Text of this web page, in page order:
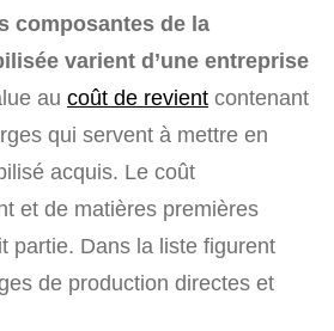
composantes de la
varient d’une entreprise
au coût de revient contenant
qui servent à mettre en
acquis. Le coût
et de matières premières
partie. Dans la liste figurent
de production directes et